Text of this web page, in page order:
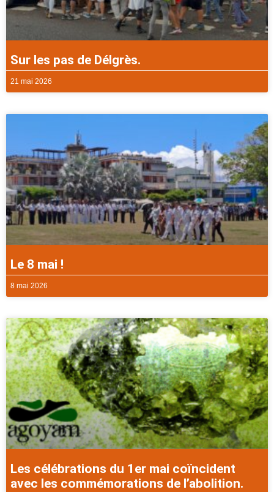
Sur les pas de Délgrès.
21 mai 2026
Le 8 mai !
8 mai 2026
Les célébrations du 1er mai coïncident
avec les commémorations de l’abolition.